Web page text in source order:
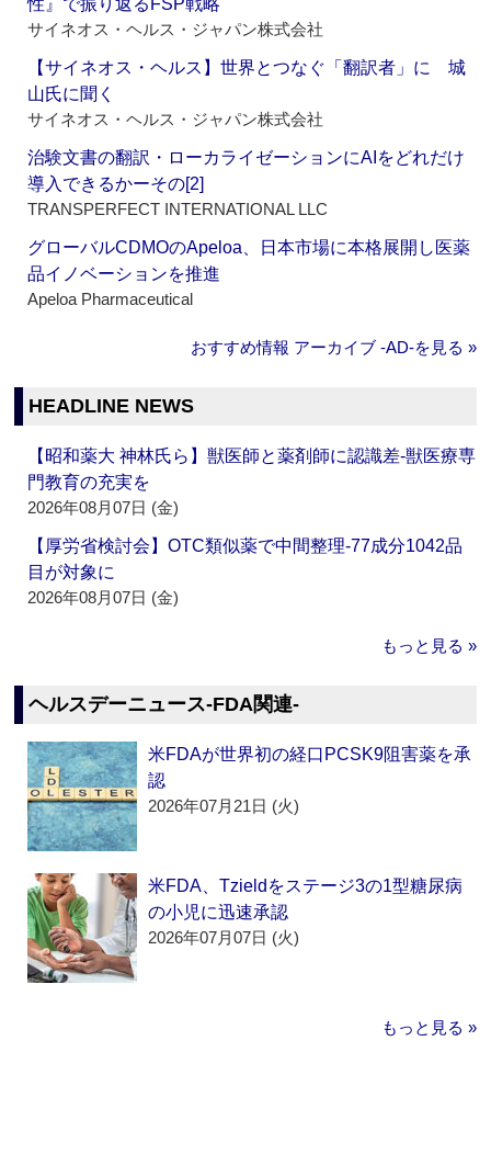
性』で振り返るFSP戦略
サイネオス・ヘルス・ジャパン株式会社
【サイネオス・ヘルス】世界とつなぐ「翻訳者」に 城
山氏に聞く
サイネオス・ヘルス・ジャパン株式会社
治験文書の翻訳・ローカライゼーションにAIをどれだけ
導入できるかーその[2]
TRANSPERFECT INTERNATIONAL LLC
グローバルCDMOのApeloa、日本市場に本格展開し医薬
品イノベーションを推進
Apeloa Pharmaceutical
おすすめ情報 アーカイブ ‐AD‐を見る »
HEADLINE NEWS
【昭和薬大 神林氏ら】獣医師と薬剤師に認識差‐獣医療専
門教育の充実を
2026年08月07日 (金)
【厚労省検討会】OTC類似薬で中間整理‐77成分1042品
目が対象に
2026年08月07日 (金)
もっと見る »
ヘルスデーニュース‐FDA関連‐
米FDAが世界初の経口PCSK9阻害薬を承
認
2026年07月21日 (火)
米FDA、Tzieldをステージ3の1型糖尿病
の小児に迅速承認
2026年07月07日 (火)
もっと見る »